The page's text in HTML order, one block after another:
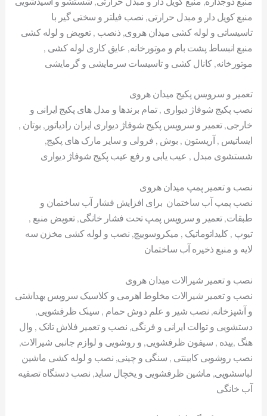
منبع کویل دار و مبدل حرارتی, نصب فیلتر و سختی گیر با
تاسیساتی و لوله کشی میدان هروی, ذنصب , تعویض و لوله کشی
منبع انبساط پشت بام و موتورخانه, عایق کاری لوله کشی ,
موتورخانه, کانال کشی و تاسیسات سرمایشی و گرمایشی
تعمیر و سرویس پکیج میدان هروی
نصب پکیج شوفاژ دیواری , تمام برندها و مدل های پکیج ایرانی و
خارجی, تعمیر و سرویس پکیج شوفاژ دیواری ایران رادیاتور, بوتان ,
ایساتیس , آریستون , بوش , فرولی و سایر مارک های پکیج,
شستشوی مبدل , عیب یابی و رفع عیب پکیج شوفاژ دیواری
نصب و تعمیر پمپ میدان هروی
نصب پمپ آب ساختمان برای افزایش فشار آب ساختمان و
طبقات, تعمیر و سرویس پمپ تحت فشار خانگی, تعویض منبع ,
تیوپ , کلیداتوماتیک , میکروسوییچ, نصب و لوله کشی مخزن سه
لایه و منبع ذخیره آب ساختمان
نصب و تعمیر شیرالات میدان هروی
نصب و تعمیر شیرالات مخلوط اهرمی و کلاسیک سرویس بهداشتی
و آشپزخانه, نصب شیر و علم دوش حمام , سینک ظرفشویی,
دستشویی و توالت ایرانی و فرنگی, نصب و تعمیر فلاش تانک , وال
هنگ ,بیده , سیفون ظرفشویی, و روشویی و لوازم جانبی شیرالات,
نصب روشویی کابینتی , سنگی و چینی, نصب و لوله کشی ماشین
لباسشویی, ماشین ظرفشویی و یخچال ساید, نصب دستگاه تصفیه
آب خانگی